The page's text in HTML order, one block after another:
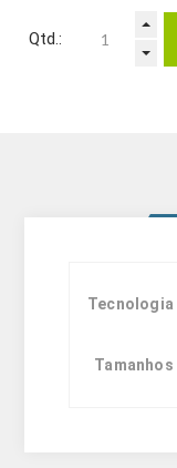
Qtd.:
Tecnologia
Tamanhos